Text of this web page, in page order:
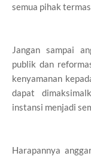
semua pihak
Jangan sampai
publik dan
kenyamanan
dapat
instansi menjadi
Harapannya